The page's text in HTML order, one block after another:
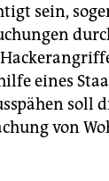
sein,
eines
soll
von